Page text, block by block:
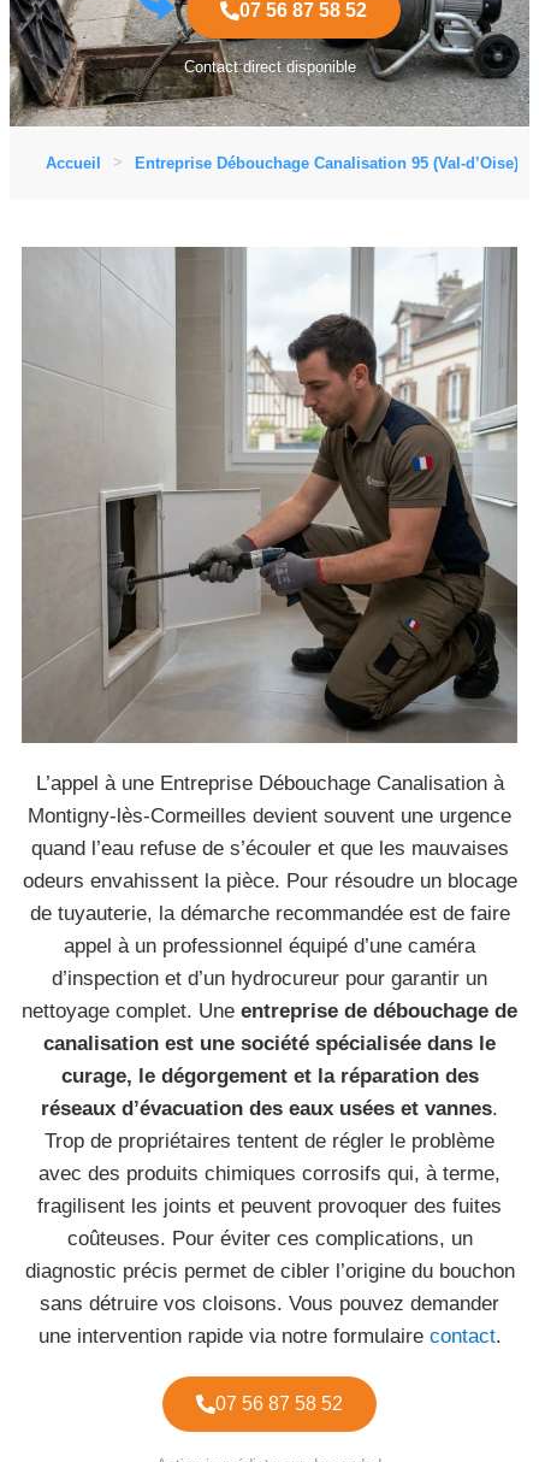
07 56 87 58 52
Contact direct disponible
Accueil Entreprise Débouchage Canalisation 95 (Val-d’Oise)
L’appel à une Entreprise Débouchage Canalisation à
Montigny-lès-Cormeilles devient souvent une urgence
quand l’eau refuse de s’écouler et que les mauvaises
odeurs envahissent la pièce. Pour résoudre un blocage
de tuyauterie, la démarche recommandée est de faire
appel à un professionnel équipé d’une caméra
d’inspection et d’un hydrocureur pour garantir un
nettoyage complet. Une entreprise de débouchage de
canalisation est une société spécialisée dans le
curage, le dégorgement et la réparation des
réseaux d’évacuation des eaux usées et vannes.
Trop de propriétaires tentent de régler le problème
avec des produits chimiques corrosifs qui, à terme,
fragilisent les joints et peuvent provoquer des fuites
coûteuses. Pour éviter ces complications, un
diagnostic précis permet de cibler l’origine du bouchon
sans détruire vos cloisons. Vous pouvez demander
une intervention rapide via notre formulaire contact.
07 56 87 58 52